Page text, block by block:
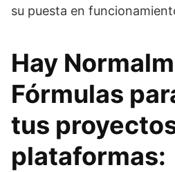
su puesta en
Hay
Fórmulas
tus
plataformas: